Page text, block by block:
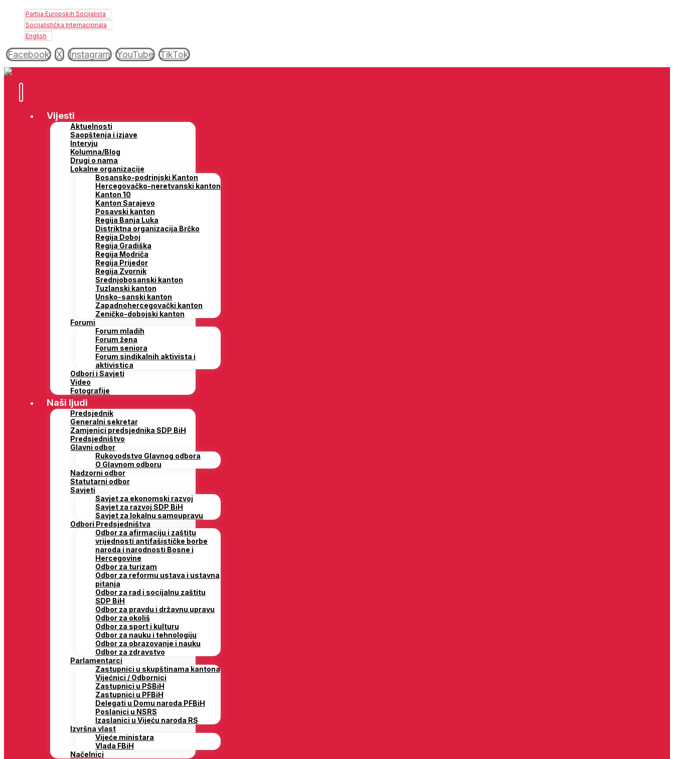
Partija Europskih Socijalista
Socijalistička Internacionala
English
Facebook X Instagram YouTube TikTok
Vijesti
Aktuelnosti
Saopštenja i izjave
Intervju
Kolumna/Blog
Drugi o nama
Lokalne organizacije
Bosansko-podrinjski Kanton
Hercegovačko-neretvanski kanton
Kanton 10
Kanton Sarajevo
Posavski kanton
Regija Banja Luka
Distriktna organizacija Brčko
Regija Doboj
Regija Gradiška
Regija Modriča
Regija Prijedor
Regija Zvornik
Srednjobosanski kanton
Tuzlanski kanton
Unsko-sanski kanton
Zapadnohercegovački kanton
Zeničko-dobojski kanton
Forumi
Forum mladih
Forum žena
Forum seniora
Forum sindikalnih aktivista i
aktivistica
Odbori i Savjeti
Video
Fotografije
Naši ljudi
Predsjednik
Generalni sekretar
Zamjenici predsjednika SDP BiH
Predsjedništvo
Glavni odbor
Rukovodstvo Glavnog odbora
O Glavnom odboru
Nadzorni odbor
Statutarni odbor
Savjeti
Savjet za ekonomski razvoj
Savjet za razvoj SDP BiH
Savjet za lokalnu samoupravu
Odbori Predsjedništva
Odbor za afirmaciju i zaštitu
vrijednosti antifašističke borbe
naroda i narodnosti Bosne i
Hercegovine
Odbor za turizam
Odbor za reformu ustava i ustavna
pitanja
Odbor za rad i socijalnu zaštitu
SDP BiH
Odbor za pravdu i državnu upravu
Odbor za okoliš
Odbor za sport i kulturu
Odbor za nauku i tehnologiju
Odbor za obrazovanje i nauku
Odbor za zdravstvo
Parlamentarci
Zastupnici u skupštinama kantona
Vijećnici / Odbornici
Zastupnici u PSBiH
Zastupnici u PFBiH
Delegati u Domu naroda PFBiH
Poslanici u NSRS
Izaslanici u Vijeću naroda RS
Izvršna vlast
Vijeće ministara
Vlada FBiH
Načelnici